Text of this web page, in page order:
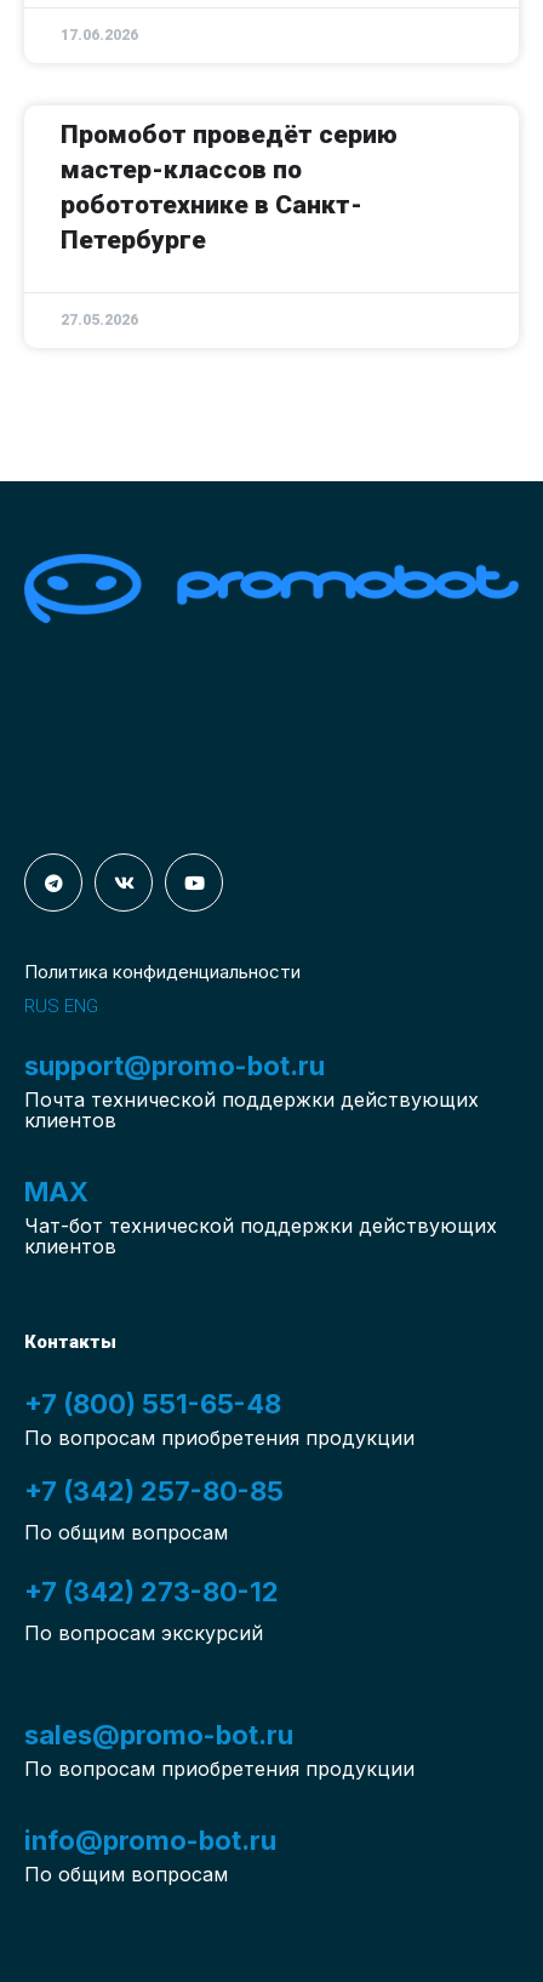
17.06.2026
Промобот проведёт серию
мастер-классов по
робототехнике в Санкт-
Петербурге
27.05.2026
Политика конфиденциальности
RUS ENG
support@promo-bot.ru
Почта технической поддержки действующих
клиентов
MAX
Чат-бот технической поддержки действующих
клиентов
Контакты
+7 (800) 551-65-48
По вопросам приобретения продукции
+7 (342) 257-80-85
По общим вопросам
+7 (342) 273-80-12
По вопросам экскурсий
sales@promo-bot.ru
По вопросам приобретения продукции
info@promo-bot.ru
По общим вопросам